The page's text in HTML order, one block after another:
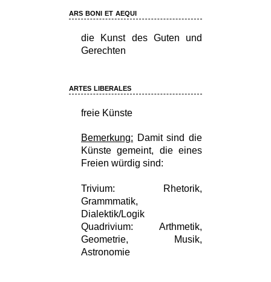
ars boni et aequi
die Kunst des Guten und
Gerechten
artes liberales
freie Künste
Bemerkung: Damit sind die
Künste gemeint, die eines
Freien würdig sind:
Trivium: Rhetorik,
Grammmatik,
Dialektik/Logik
Quadrivium: Arthmetik,
Geometrie, Musik,
Astronomie